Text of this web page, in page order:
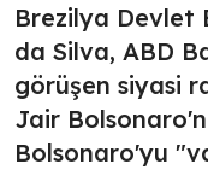
Brezilya Devlet
da Silva, ABD
görüşen siyasi
Jair
Bolsonaro'yu